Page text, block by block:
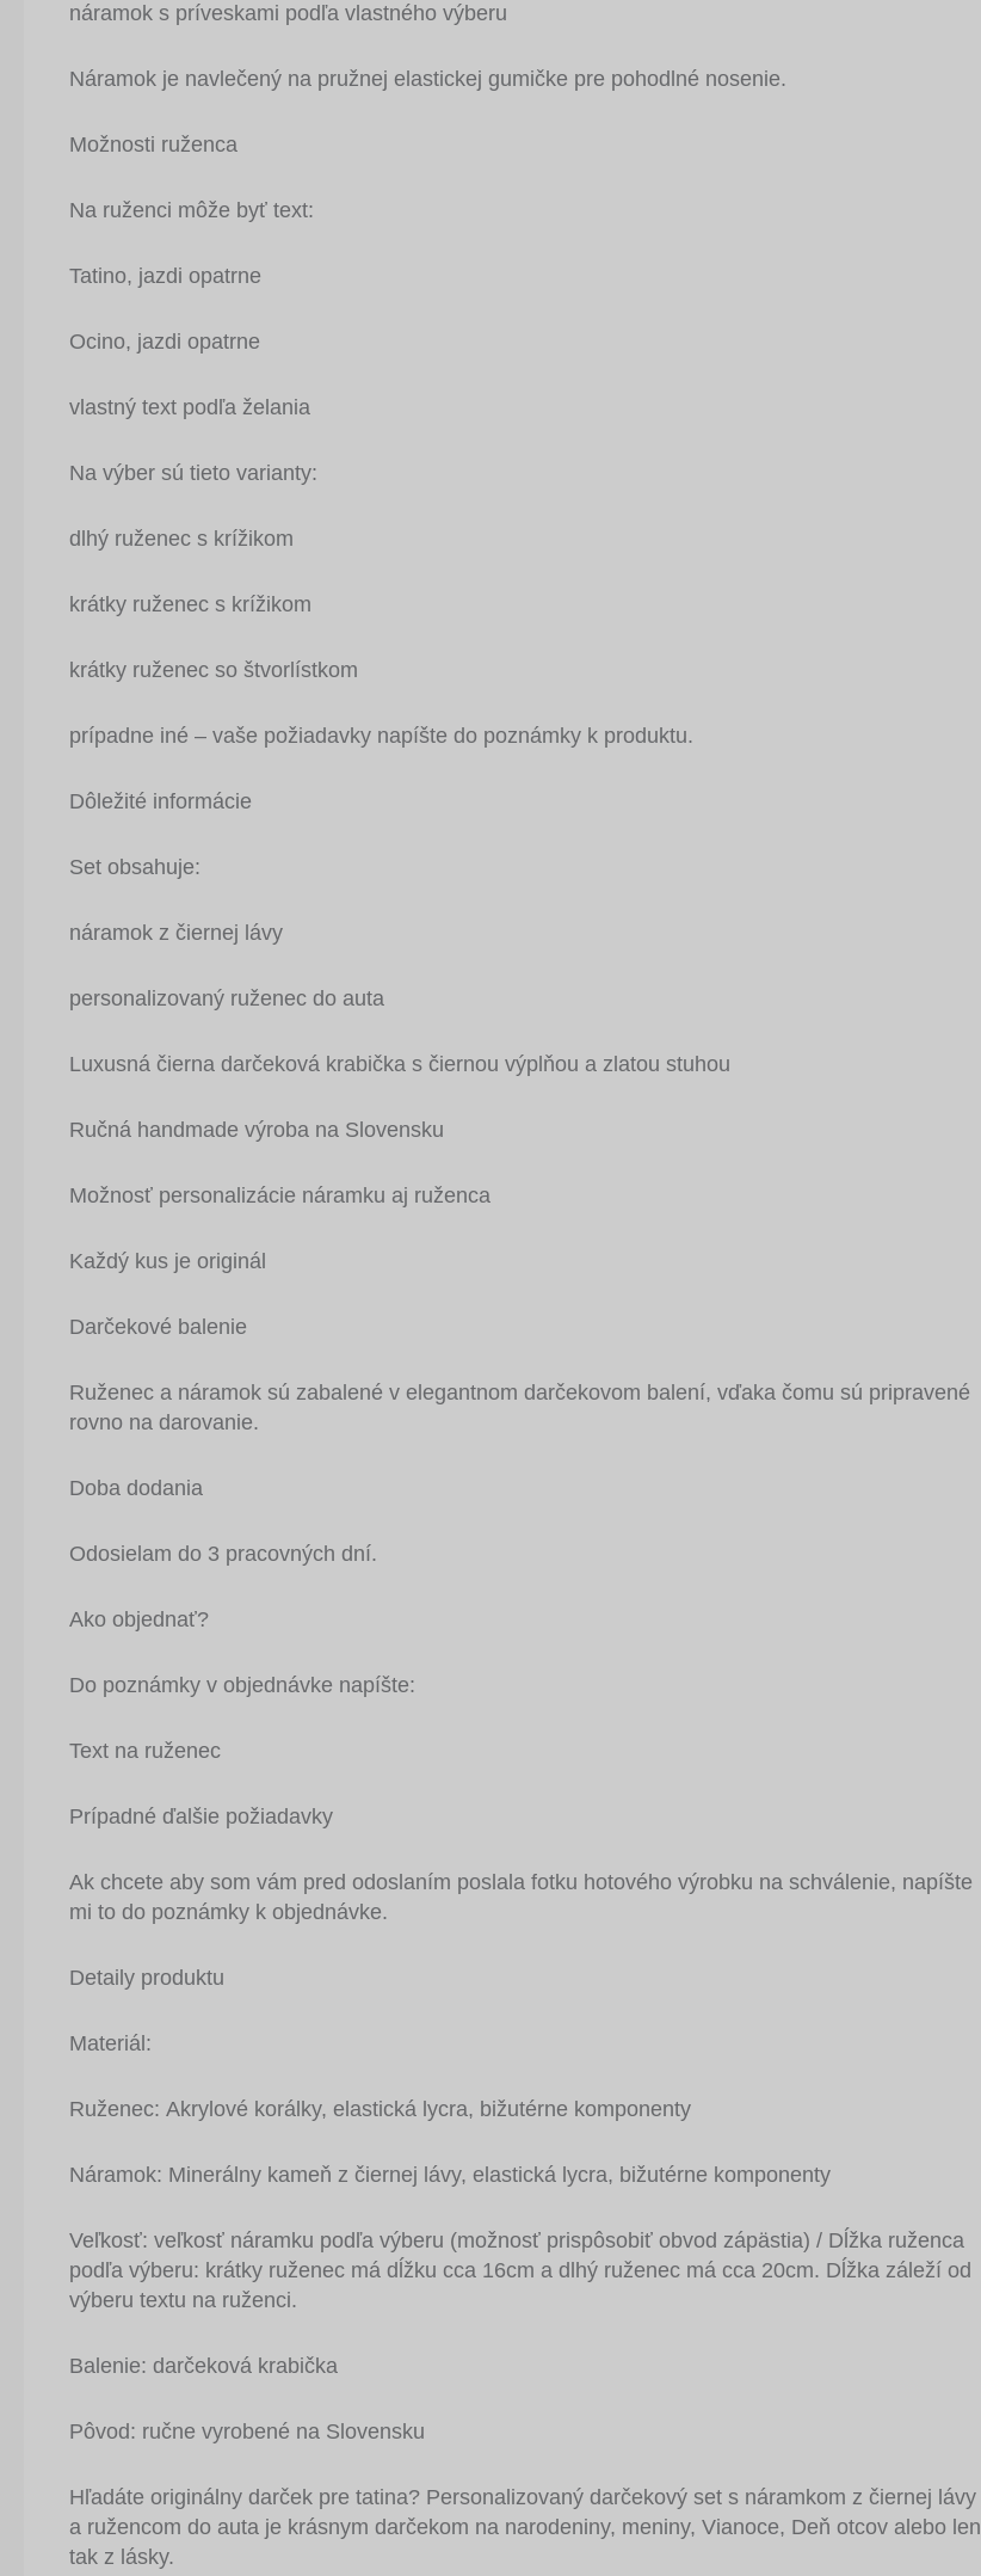
náramok s príveskami podľa vlastného výberu
Náramok je navlečený na pružnej elastickej gumičke pre pohodlné nosenie.
Možnosti ruženca
Na ruženci môže byť text:
Tatino, jazdi opatrne
Ocino, jazdi opatrne
vlastný text podľa želania
Na výber sú tieto varianty:
dlhý ruženec s krížikom
krátky ruženec s krížikom
krátky ruženec so štvorlístkom
prípadne iné – vaše požiadavky napíšte do poznámky k produktu.
Dôležité informácie
Set obsahuje:
náramok z čiernej lávy
personalizovaný ruženec do auta
Luxusná čierna darčeková krabička s čiernou výplňou a zlatou stuhou
Ručná handmade výroba na Slovensku
Možnosť personalizácie náramku aj ruženca
Každý kus je originál
Darčekové balenie
Ruženec a náramok sú zabalené v elegantnom darčekovom balení, vďaka čomu sú pripravené
rovno na darovanie.
Doba dodania
Odosielam do 3 pracovných dní.
Ako objednať?
Do poznámky v objednávke napíšte:
Text na ruženec
Prípadné ďalšie požiadavky
Ak chcete aby som vám pred odoslaním poslala fotku hotového výrobku na schválenie, napíšte
mi to do poznámky k objednávke.
Detaily produktu
Materiál:
Ruženec: Akrylové korálky, elastická lycra, bižutérne komponenty
Náramok: Minerálny kameň z čiernej lávy, elastická lycra, bižutérne komponenty
Veľkosť: veľkosť náramku podľa výberu (možnosť prispôsobiť obvod zápästia) / Dĺžka ruženca
podľa výberu: krátky ruženec má dĺžku cca 16cm a dlhý ruženec má cca 20cm. Dĺžka záleží od
výberu textu na ruženci.
Balenie: darčeková krabička
Pôvod: ručne vyrobené na Slovensku
Hľadáte originálny darček pre tatina? Personalizovaný darčekový set s náramkom z čiernej lávy
a ružencom do auta je krásnym darčekom na narodeniny, meniny, Vianoce, Deň otcov alebo len
tak z lásky.